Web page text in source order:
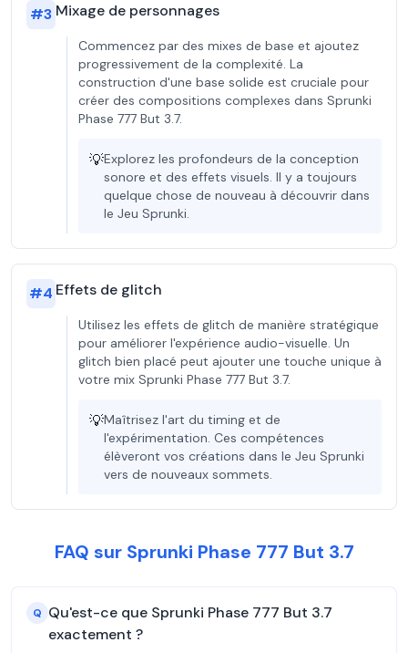
#3 Mixage de personnages
Commencez par des mixes de base et ajoutez
progressivement de la complexité. La
construction d'une base solide est cruciale pour
créer des compositions complexes dans Sprunki
Phase 777 But 3.7.
💡Explorez les profondeurs de la conception
sonore et des effets visuels. Il y a toujours
quelque chose de nouveau à découvrir dans
le Jeu Sprunki.
#4 Effets de glitch
Utilisez les effets de glitch de manière stratégique
pour améliorer l'expérience audio-visuelle. Un
glitch bien placé peut ajouter une touche unique à
votre mix Sprunki Phase 777 But 3.7.
💡Maîtrisez l'art du timing et de
l'expérimentation. Ces compétences
élèveront vos créations dans le Jeu Sprunki
vers de nouveaux sommets.
FAQ sur Sprunki Phase 777 But 3.7
Q Qu'est-ce que Sprunki Phase 777 But 3.7
exactement ?